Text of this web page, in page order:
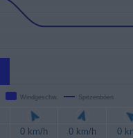
Windgeschw. Spitzenböen
0 km/h 0 km/h
0